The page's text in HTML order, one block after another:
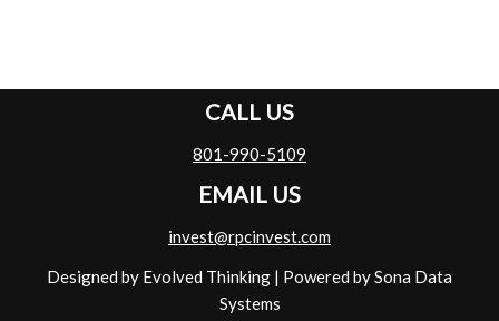
CALL US
801-990-5109
EMAIL US
invest@rpcinvest.com
Designed by Evolved Thinking | Powered bySona Data
Systems